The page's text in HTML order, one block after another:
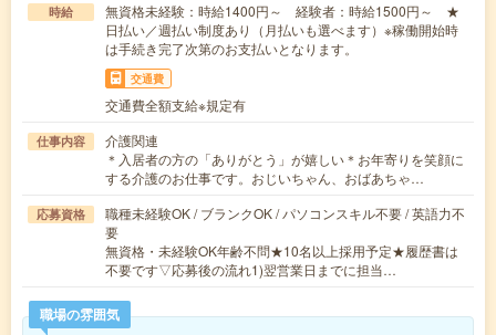
時給
無資格未経験：時給1400円～ 経験者：時給1500円～ ★
日払い／週払い制度あり（月払いも選べます）※稼働開始時
は手続き完了次第のお支払いとなります。
交通費
交通費全額支給※規定有
仕事内容
介護関連
＊入居者の方の「ありがとう」が嬉しい＊お年寄りを笑顔に
する介護のお仕事です。おじいちゃん、おばあちゃ…
応募資格
職種未経験OK / ブランクOK / パソコンスキル不要 / 英語力不
要
無資格・未経験OK年齢不問★10名以上採用予定★履歴書は
不要です▽応募後の流れ1)翌営業日までに担当…
職場の雰囲気